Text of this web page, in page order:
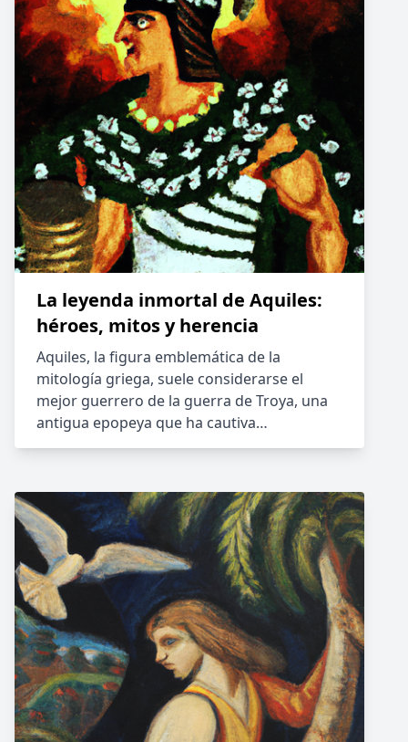
La leyenda inmortal de Aquiles:
héroes, mitos y herencia
Aquiles, la figura emblemática de la
mitología griega, suele considerarse el
mejor guerrero de la guerra de Troya, una
antigua epopeya que ha cautiva…